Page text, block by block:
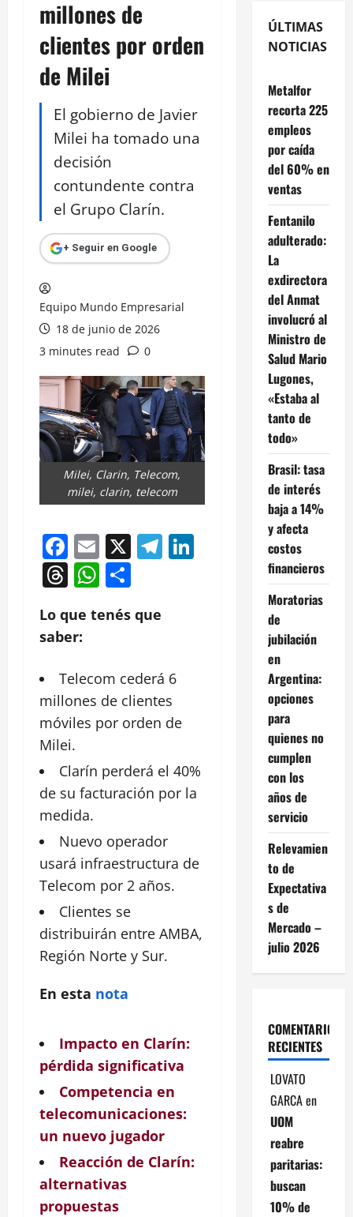
millones de
clientes por orden
de Milei
El gobierno de Javier
Milei ha tomado una
decisión
contundente contra
el Grupo Clarín.
+ Seguir en Google
Equipo Mundo Empresarial
18 de junio de 2026
3 minutes read
0
Milei, Clarin, Telecom,
milei, clarin, telecom
Facebook
Email
X Telegram
LinkedIn
Threads
WhatsApp
Lo que tenés que
saber:
Telecom cederá 6
millones de clientes
móviles por orden de
Milei.
Clarín perderá el 40%
de su facturación por la
medida.
Nuevo operador
usará infraestructura de
Telecom por 2 años.
Clientes se
distribuirán entre AMBA,
Región Norte y Sur.
En esta nota
Impacto en Clarín:
pérdida significativa
Competencia en
telecomunicaciones:
un nuevo jugador
Reacción de Clarín:
alternativas
propuestas
ÚLTIMAS
NOTICIAS
Metalfor
recorta 225
empleos
por caída
del 60% en
ventas
Fentanilo
adulterado:
La
exdirectora
del Anmat
involucró al
Ministro de
Salud Mario
Lugones,
«Estaba al
tanto de
todo»
Brasil: tasa
de interés
baja a 14%
y afecta
costos
financieros
Moratorias
de
jubilación
en
Argentina:
opciones
para
quienes no
cumplen
con los
años de
servicio
Relevamien
to de
Expectativa
s de
Mercado –
julio 2026
COMENTARIOS
RECIENTES
LOVATO
GARCAen
UOM
reabre
paritarias:
buscan
10% de